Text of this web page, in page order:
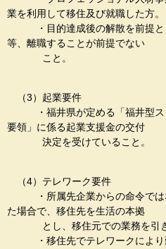
業を利用して移住及び就職した方。
・目的達成後の解散を前提と
等、離職することが前提でない
こと。
（3）起業要件
・福井県が定める「福井型ス
要領」に係る起業支援金の交付
決定を受けていること。
（4）テレワーク要件
・所属先企業からの命令では
た場合で、移住先を生活の本拠
とし、移住元での業務を引き
・移住先でテレワークにより